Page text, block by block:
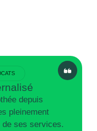
depuis
pleinement
ses services.